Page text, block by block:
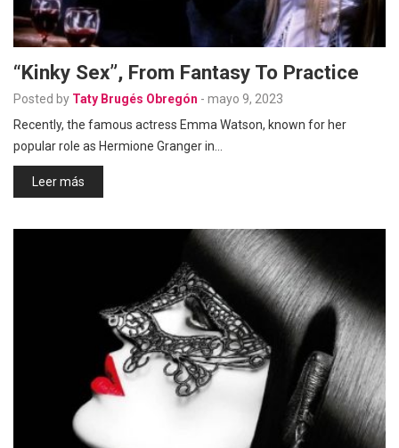
“Kinky Sex”, From Fantasy To Practice
Posted by Taty Brugés Obregón - mayo 9, 2023
Recently, the famous actress Emma Watson, known for her
popular role as Hermione Granger in…
Leer más